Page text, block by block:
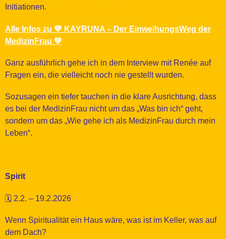
Initiationen.
Alle Infos zu 💚 KAYRUNA – Der EinweihungsWeg der
MedizinFrau 💚
Ganz ausführlich gehe ich in dem Interview mit Renée auf
Fragen ein, die vielleicht noch nie gestellt wurden.
Sozusagen ein tiefer tauchen in die klare Ausrichtung, dass
es bei der MedizinFrau nicht um das „Was bin ich“ geht,
sondern um das „Wie gehe ich als MedizinFrau durch mein
Leben“.
Spirit
🗓️ 2.2. – 19.2.2026
Wenn Spiritualität ein Haus wäre, was ist im Keller, was auf
dem Dach?